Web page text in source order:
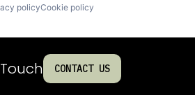
policyCookie policy
CONTACT US